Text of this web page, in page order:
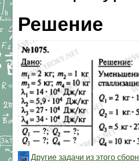
Решение
Другие задачи из этого